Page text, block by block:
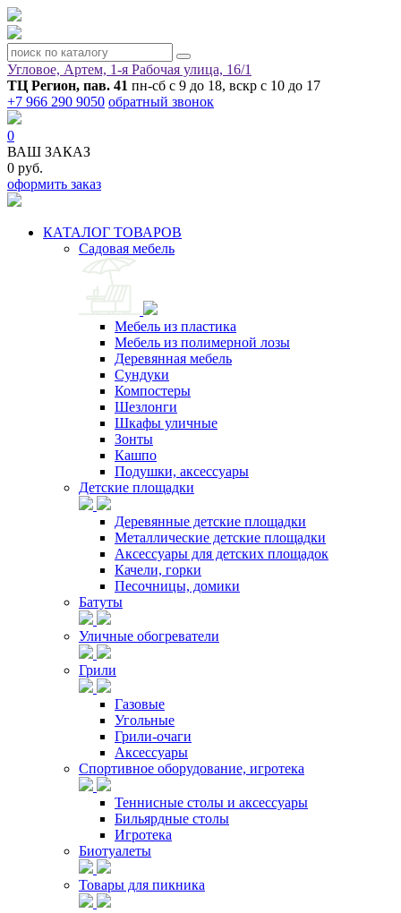
Угловое, Артем, ​1-я Рабочая улица, 16/1
ТЦ Регион, пав. 41 пн-сб с 9 до 18, вскр с 10 до 17
+7 966 290 9050 обратный звонок
0
ВАШ ЗАКАЗ
0 руб.
оформить заказ
КАТАЛОГ ТОВАРОВ
Садовая мебель
Мебель из пластика
Мебель из полимерной лозы
Деревянная мебель
Сундуки
Компостеры
Шезлонги
Шкафы уличные
Зонты
Кашпо
Подушки, аксессуары
Детские площадки
Деревянные детские площадки
Металлические детские площадки
Аксессуары для детских площадок
Качели, горки
Песочницы, домики
Батуты
Уличные обогреватели
Грили
Газовые
Угольные
Грили-очаги
Аксессуары
Спортивное оборудование, игротека
Теннисные столы и аксессуары
Бильярдные столы
Игротека
Биотуалеты
Товары для пикника